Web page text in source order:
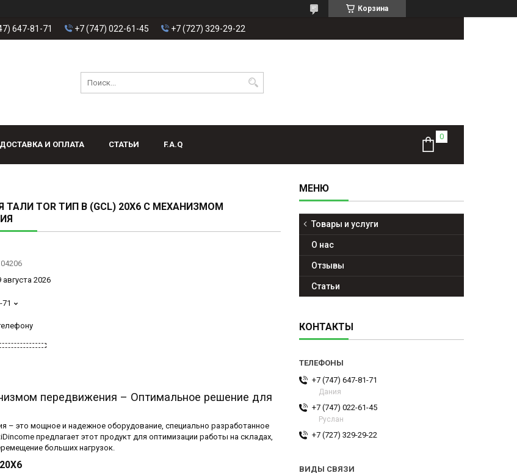
Корзина
647-81-71 +7 (747) 022-61-45 +7 (727) 329-29-22
ДОСТАВКА И ОПЛАТА СТАТЬИ F.A.Q
TOR ТИП В (GCL) 20Х6 С МЕХАНИЗМОМ
2026
71
передвижения – Оптимальное решение для
– это мощное и надежное оборудование, специально разработанное
предлагает этот продукт для оптимизации работы на складах,
больших нагрузок.
Товары и услуги
О нас
Отзывы
Статьи
КОНТАКТЫ
+7 (747) 647-81-71
Дания
+7 (747) 022-61-45
Руслан
+7 (727) 329-29-22